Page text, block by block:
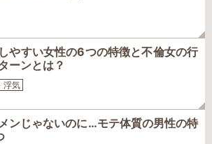
やすい女性の6つの特徴と不倫女の行
ーンとは？
浮気
ンじゃないのに…モテ体質の男性の特